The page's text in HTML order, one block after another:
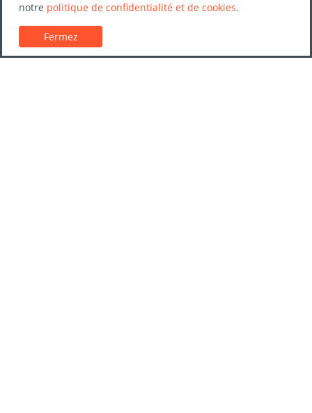
notre politique de confidentialité et de cookies.
Fermez